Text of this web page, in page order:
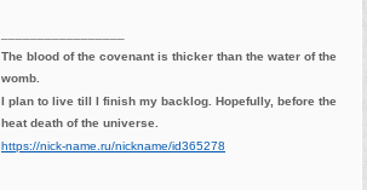
The blood of the covenant is thicker than the water of the
womb.
I plan to live till I finish my backlog. Hopefully, before the
heat death of the universe.
https://nick-name.ru/nickname/id365278